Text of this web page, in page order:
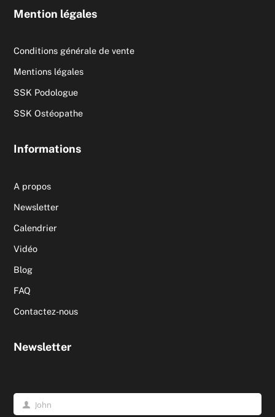
Mention légales
Conditions générale de vente
Mentions légales
SSK Podologue
SSK Ostéopathe
Informations
A propos
Newsletter
Calendrier
Vidéo
Blog
FAQ
Contactez-nous
Newsletter
PrénomJohn